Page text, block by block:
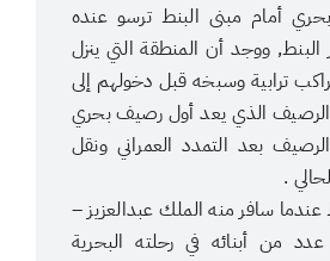
أمام مبنى البنط ترسو عنده
البنط, ووجد أن المنطقة التي ينزل
ترابية وسبخه قبل دخولهم إلى
الرصيف الذي يعد أول رصيف بحري
بعد التمدد العمراني ونقل
.
سافر منه الملك عبدالعزيز –
من أبنائه في رحلته البحرية